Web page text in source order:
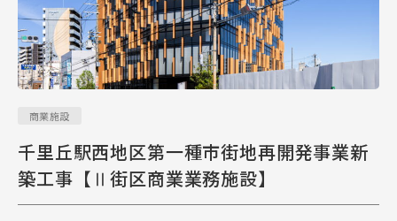
商業施設
千里丘駅西地区第一種市街地再開発事業新
築工事【Ⅱ街区商業業務施設】